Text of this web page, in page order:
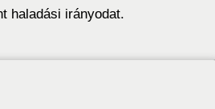
haladási irányodat.